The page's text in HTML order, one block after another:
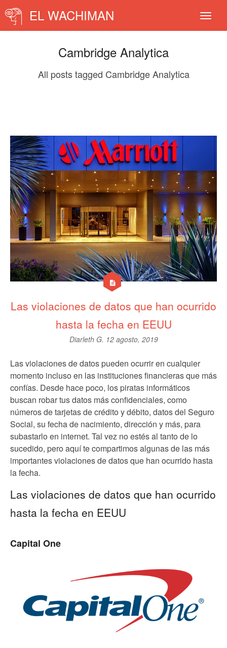
EL WACHIMAN
Cambridge Analytica
All posts tagged Cambridge Analytica
Las violaciones de datos que han ocurrido
hasta la fecha en EEUU
Diarleth G. 12 agosto, 2019
Las violaciones de datos pueden ocurrir en cualquier
momento incluso en las instituciones financieras que más
confías. Desde hace poco, los piratas informáticos
buscan robar tus datos más confidenciales, como
números de tarjetas de crédito y débito, datos del Seguro
Social, su fecha de nacimiento, dirección y más, para
subastarlo en internet. Tal vez no estés al tanto de lo
sucedido, pero aquí te compartimos algunas de las más
importantes violaciones de datos que han ocurrido hasta
la fecha.
Las violaciones de datos que han ocurrido
hasta la fecha en EEUU
Capital One